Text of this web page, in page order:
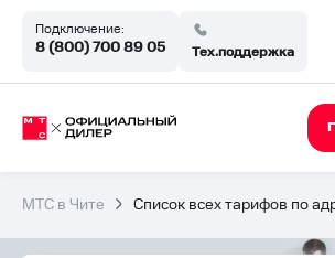
Подключение:
8 (800) 700 89 05 Тех.поддержка
МТС в Чите Список всех тарифов по